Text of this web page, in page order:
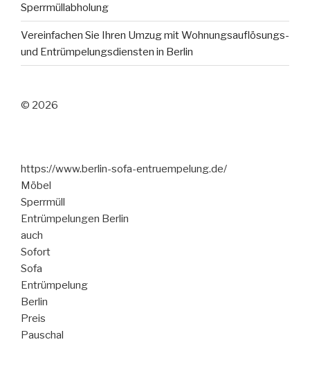
Sperrmüllabholung
Vereinfachen Sie Ihren Umzug mit Wohnungsauflösungs-
und Entrümpelungsdiensten in Berlin
© 2026
https://www.berlin-sofa-entruempelung.de/
Möbel
Sperrmüll
Entrümpelungen Berlin
auch
Sofort
Sofa
Entrümpelung
Berlin
Preis
Pauschal